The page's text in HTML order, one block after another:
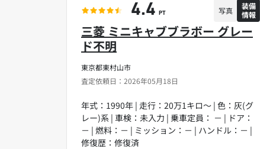
東京都東村山市
査定依頼日：2026年05月18日
三菱 ミニキャブブラボー グレー
ド不明
年式：1990年 | 走行：20万1キロ～ | 色：灰(グ
レー)系 | 車検：未入力 | 乗車定員： － | ドア：
－ | 燃料：－ | ミッション：－ | ハンドル：－ |
修復歴：修復済
4.4 PT 写真
装備
情報